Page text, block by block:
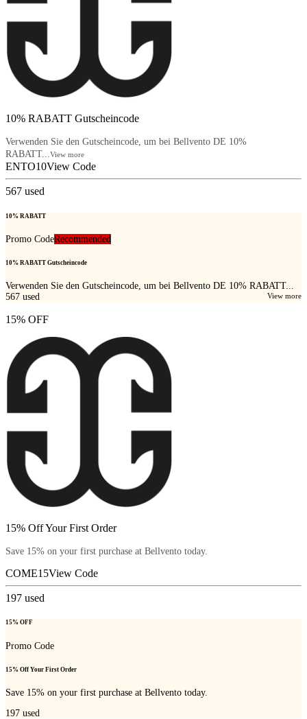
10% RABATT Gutscheincode
Verwenden Sie den Gutscheincode, um bei Bellvento DE 10%
RABATT...View more
ENTO10View Code
567 used
10% RABATT
Promo CodeRecommended
10% RABATT Gutscheincode
Verwenden Sie den Gutscheincode, um bei Bellvento DE 10% RABATT...
View more
567 used
15% OFF
15% Off Your First Order
Save 15% on your first purchase at Bellvento today.
COME15View Code
197 used
15% OFF
Promo Code
15% Off Your First Order
Save 15% on your first purchase at Bellvento today.
197 used